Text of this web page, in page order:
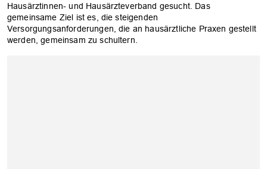
Hausärztinnen- und Hausärzteverband gesucht. Das
gemeinsame Ziel ist es, die steigenden
Versorgungsanforderungen, die an hausärztliche Praxen gestellt
werden, gemeinsam zu schultern.